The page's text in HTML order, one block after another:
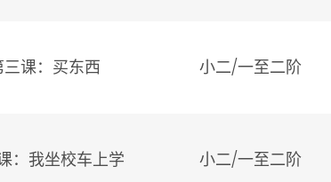
课：买东西 小二/一至二阶
：我坐校车上学 小二/一至二阶